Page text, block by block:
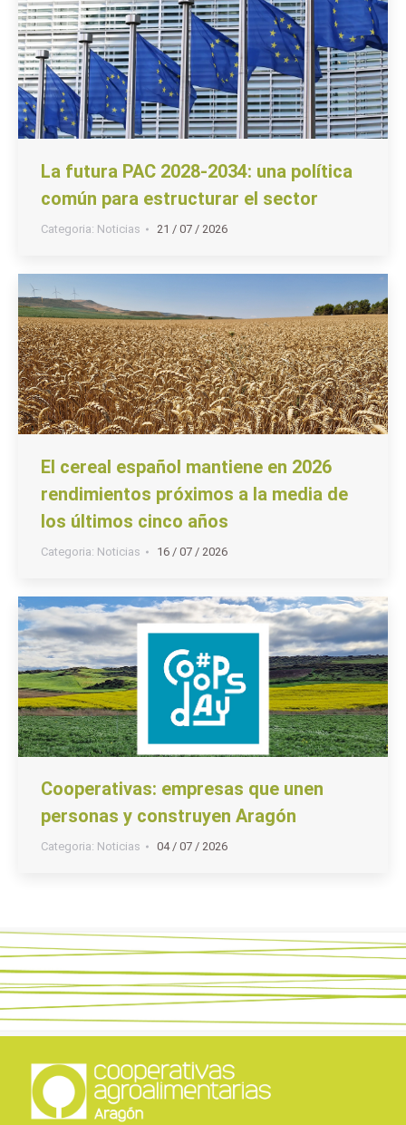
La futura PAC 2028-2034: una política
común para estructurar el sector
Categoria: Noticias 21 / 07 / 2026
El cereal español mantiene en 2026
rendimientos próximos a la media de
los últimos cinco años
Categoria: Noticias 16 / 07 / 2026
Cooperativas: empresas que unen
personas y construyen Aragón
Categoria: Noticias 04 / 07 / 2026